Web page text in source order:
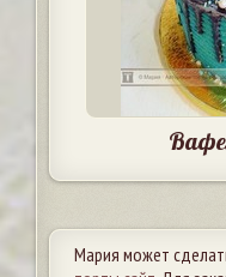
Мария может